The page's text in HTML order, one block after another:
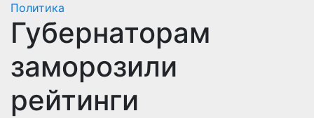
Политика
Губернаторам
заморозили
рейтинги